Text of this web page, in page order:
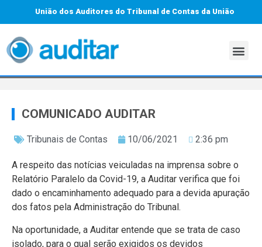
União dos Auditores do Tribunal de Contas da União
COMUNICADO AUDITAR
Tribunais de Contas 10/06/2021 2:36 pm
A respeito das notícias veiculadas na imprensa sobre o
Relatório Paralelo da Covid-19, a Auditar verifica que foi
dado o encaminhamento adequado para a devida apuração
dos fatos pela Administração do Tribunal.
Na oportunidade, a Auditar entende que se trata de caso
isolado, para o qual serão exigidos os devidos